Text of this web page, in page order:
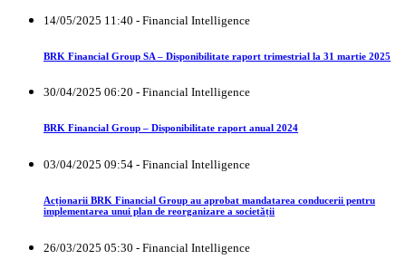
14/05/2025 11:40 - Financial Intelligence
BRK Financial Group SA – Disponibilitate raport trimestrial la 31 martie 2025
30/04/2025 06:20 - Financial Intelligence
BRK Financial Group – Disponibilitate raport anual 2024
03/04/2025 09:54 - Financial Intelligence
Acționarii BRK Financial Group au aprobat mandatarea conducerii pentru
implementarea unui plan de reorganizare a societății
26/03/2025 05:30 - Financial Intelligence